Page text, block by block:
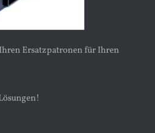
Ersatzpatronen für Ihren